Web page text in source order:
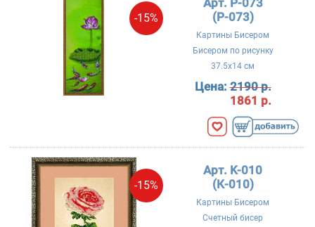
-15%
Арт. P-073
(Р-073)
Картины Бисером
Бисером по рисунку
37.5x14 см
Цена:2190 р.
1861 р.
-15%
Арт. K-010
(К-010)
Картины Бисером
Счетный бисер